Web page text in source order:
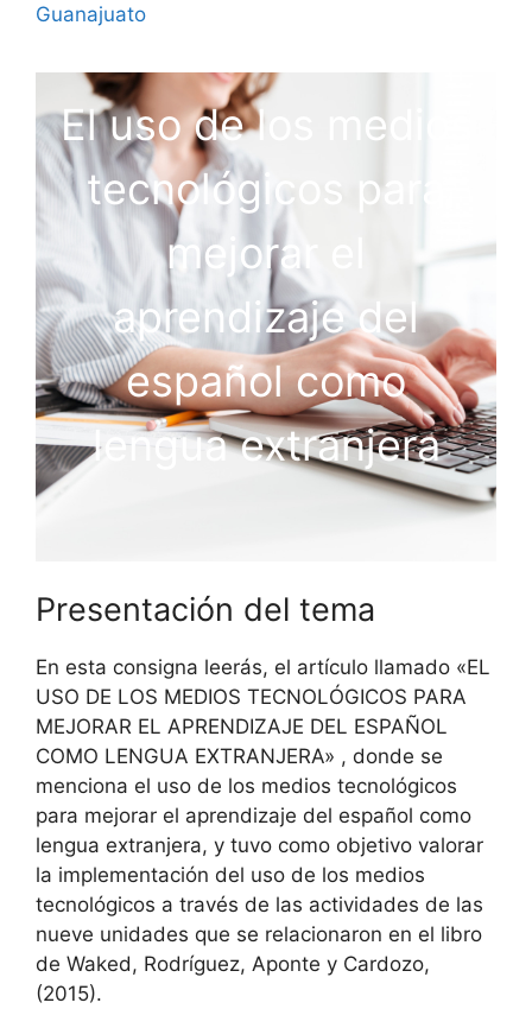
Guanajuato
El uso de los medios
tecnológicos para
mejorar el
aprendizaje del
español como
lengua extranjera
Presentación del tema
En esta consigna leerás, el artículo llamado «EL
USO DE LOS MEDIOS TECNOLÓGICOS PARA
MEJORAR EL APRENDIZAJE DEL ESPAÑOL
COMO LENGUA EXTRANJERA» , donde se
menciona el uso de los medios tecnológicos
para mejorar el aprendizaje del español como
lengua extranjera, y tuvo como objetivo valorar
la implementación del uso de los medios
tecnológicos a través de las actividades de las
nueve unidades que se relacionaron en el libro
de Waked, Rodríguez, Aponte y Cardozo,
(2015).